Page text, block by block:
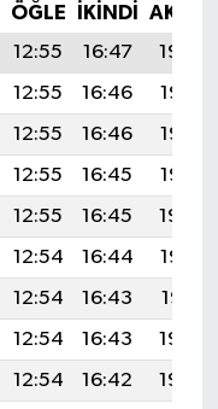
ÖĞLE İKINDI
12:55 16:47
19:59
12:55 16:46
19:58
12:55 16:46
19:57
12:55 16:45
19:55
12:55 16:45
19:54
12:54 16:44
19:52
12:54 16:43
19:51
12:54 16:43
19:50
12:54 16:42
19:48